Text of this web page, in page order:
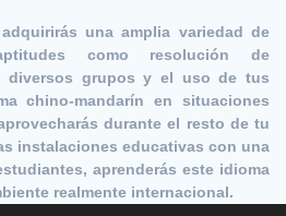
una amplia variedad de
como resolución de
diversos grupos y el uso de tus
chino-mandarín en situaciones
durante el resto de tu
instalaciones educativas con una
aprenderás este idioma
realmente internacional.